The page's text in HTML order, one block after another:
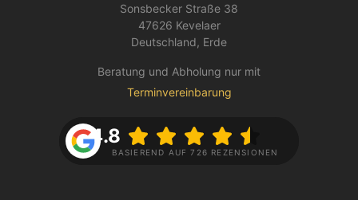
Sonsbecker Straße 38
47626 Kevelaer
Deutschland, Erde
Beratung und Abholung nur mit
Terminvereinbarung
4.8
BASIEREND AUF 726 REZENSIONEN